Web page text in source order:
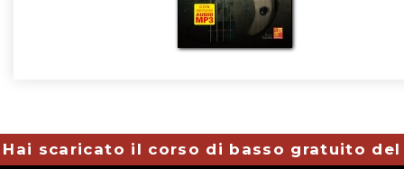
Hai scaricato il corso di basso gratuito del